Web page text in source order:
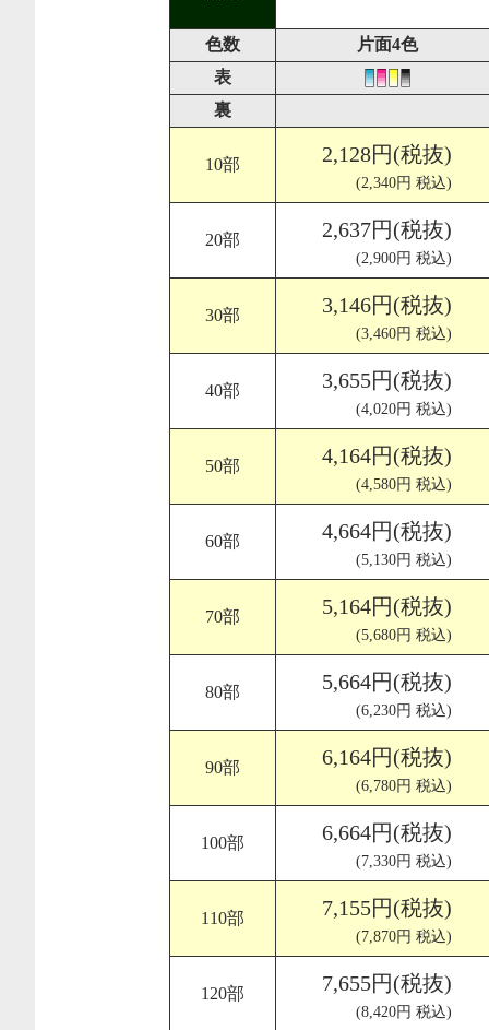
色数
片面4色
表
裏
10部 2,128円(税抜)
(2,340円 税込)
20部 2,637円(税抜)
(2,900円 税込)
30部 3,146円(税抜)
(3,460円 税込)
40部 3,655円(税抜)
(4,020円 税込)
50部 4,164円(税抜)
(4,580円 税込)
60部 4,664円(税抜)
(5,130円 税込)
70部 5,164円(税抜)
(5,680円 税込)
80部 5,664円(税抜)
(6,230円 税込)
90部 6,164円(税抜)
(6,780円 税込)
100部 6,664円(税抜)
(7,330円 税込)
110部 7,155円(税抜)
(7,870円 税込)
120部 7,655円(税抜)
(8,420円 税込)